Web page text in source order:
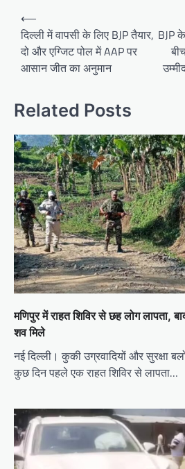
Post
navigation
⟵
दिल्ली में वापसी के लिए BJP तैयार,
दो और एग्जिट पोल में AAP पर
आसान जीत का अनुमान
BJP
Related Posts
मणिपुर में राहत शिविर से छह लोग लापता,
शव मिले
नई दिल्ली। कुकी उग्रवादियों और सुरक्षा
कुछ दिन पहले एक राहत शिविर से लापता…